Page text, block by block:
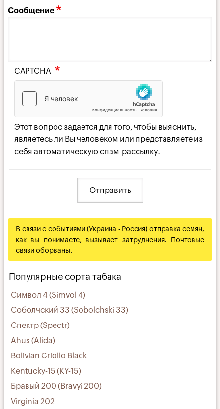
Сообщение
CAPTCHA
Этот вопрос задается для того, чтобы выяснить,
являетесь ли Вы человеком или представляете из
себя автоматическую спам-рассылку.
В связи с событиями (Украина - Россия) отправка семян,
как вы понимаете, вызывает затруднения. Почтовые
связи оборваны.
Популярные сорта табака
Символ 4 (Simvol 4)
Соболчский 33 (Sobolchski 33)
Спектр (Spectr)
Ahus (Alida)
Bolivian Criollo Black
Kentucky-15 (KY-15)
Бравый 200 (Bravyi 200)
Virginia 202